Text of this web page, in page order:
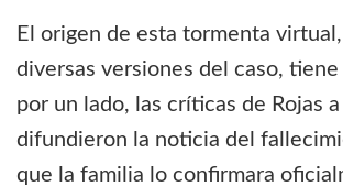
El origen de esta tormenta
diversas versiones del caso, tiene
por un lado, las críticas de Rojas
difundieron la noticia del
que la familia lo confirmara